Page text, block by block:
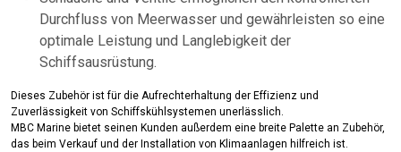
Durchfluss von Meerwasser und gewährleisten so eine
optimale Leistung und Langlebigkeit der
Schiffsausrüstung.
Dieses Zubehör ist für die Aufrechterhaltung der Effizienz und
Zuverlässigkeit von Schiffskühlsystemen unerlässlich.
MBC Marine bietet seinen Kunden außerdem eine breite Palette an Zubehör,
das beim Verkauf und der Installation von Klimaanlagen hilfreich ist.